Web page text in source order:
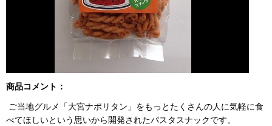
商品コメント：
ご当地グルメ「大宮ナポリタン」をもっとたくさんの人に気軽に食
べてほしいという思いから開発されたパスタスナックです。